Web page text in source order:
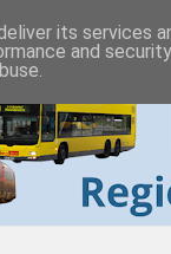
its services
and